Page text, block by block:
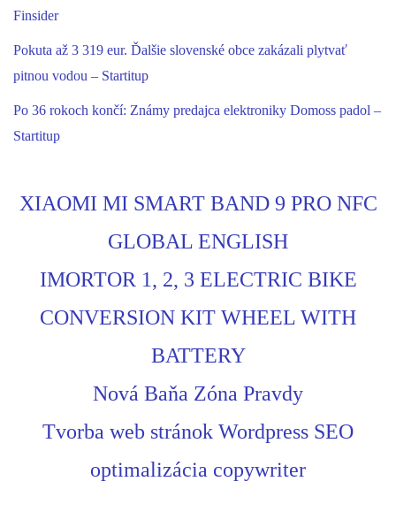
Finsider
Pokuta až 3 319 eur. Ďalšie slovenské obce zakázali plytvať
pitnou vodou – Startitup
Po 36 rokoch končí: Známy predajca elektroniky Domoss padol –
Startitup
XIAOMI MI SMART BAND 9 PRO NFC
GLOBAL ENGLISH
IMORTOR 1, 2, 3 ELECTRIC BIKE
CONVERSION KIT WHEEL WITH
BATTERY
Nová Baňa Zóna Pravdy
Tvorba web stránok Wordpress SEO
optimalizácia copywriter